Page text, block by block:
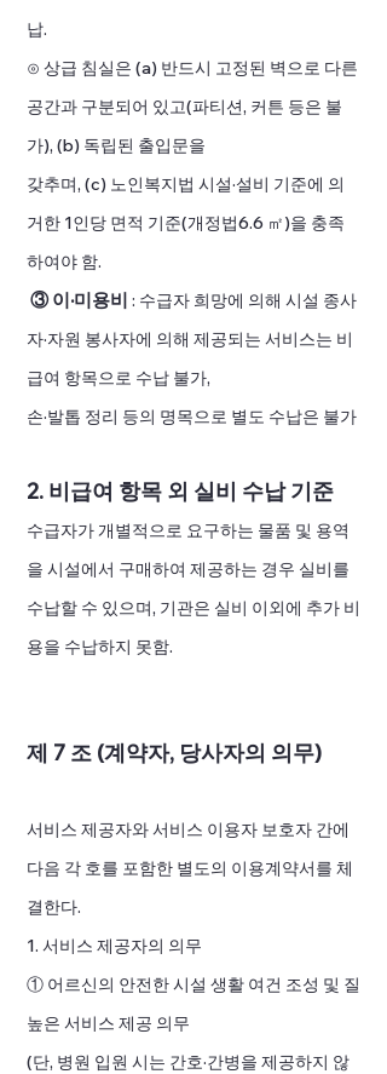
납.
⊙ 상급 침실은 (a) 반드시 고정된 벽으로 다른
공간과 구분되어 있고(파티션, 커튼 등은 불
가), (b) 독립된 출입문을
갖추며, (c) 노인복지법 시설·설비 기준에 의
거한 1인당 면적 기준(개정법6.6 ㎡)을 충족
하여야 함.
③ 이·미용비 : 수급자 희망에 의해 시설 종사
자·자원 봉사자에 의해 제공되는 서비스는 비
급여 항목으로 수납 불가,
손·발톱 정리 등의 명목으로 별도 수납은 불가
2. 비급여 항목 외 실비 수납 기준
수급자가 개별적으로 요구하는 물품 및 용역
을 시설에서 구매하여 제공하는 경우 실비를
수납할 수 있으며, 기관은 실비 이외에 추가 비
용을 수납하지 못함.
제 7 조 (계약자, 당사자의 의무)
서비스 제공자와 서비스 이용자 보호자 간에
다음 각 호를 포함한 별도의 이용계약서를 체
결한다.
1. 서비스 제공자의 의무
① 어르신의 안전한 시설 생활 여건 조성 및 질
높은 서비스 제공 의무
(단, 병원 입원 시는 간호·간병을 제공하지 않